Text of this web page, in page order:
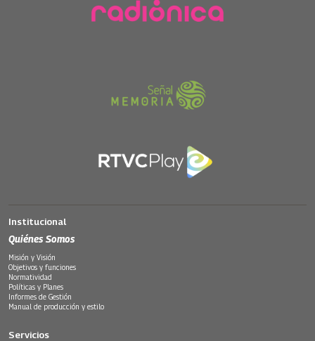
Institucional
Quiénes Somos
Misión y Visión
Objetivos y funciones
Normatividad
Políticas y Planes
Informes de Gestión
Manual de producción y estilo
Servicios